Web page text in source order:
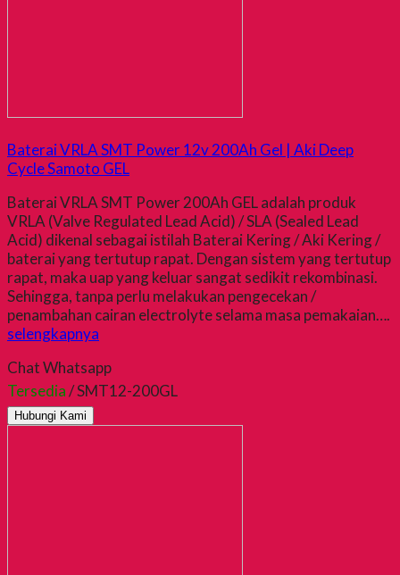
Baterai VRLA SMT Power 12v 200Ah Gel | Aki Deep
Cycle Samoto GEL
Baterai VRLA SMT Power 200Ah GEL adalah produk
VRLA (Valve Regulated Lead Acid) / SLA (Sealed Lead
Acid) dikenal sebagai istilah Baterai Kering / Aki Kering /
baterai yang tertutup rapat. Dengan sistem yang tertutup
rapat, maka uap yang keluar sangat sedikit rekombinasi.
Sehingga, tanpa perlu melakukan pengecekan /
penambahan cairan electrolyte selama masa pemakaian….
selengkapnya
Chat Whatsapp
Tersedia/ SMT12-200GL
Hubungi Kami